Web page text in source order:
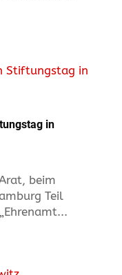
in
beim
Teil